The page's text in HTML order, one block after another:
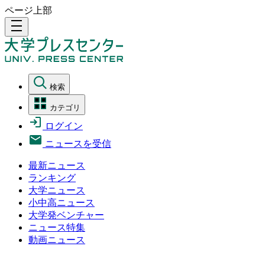
ページ上部
density_medium
検索
カテゴリ
ログイン
ニュースを受信
最新ニュース
ランキング
大学ニュース
小中高ニュース
大学発ベンチャー
ニュース特集
動画ニュース